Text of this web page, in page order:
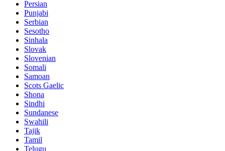
Persian
Punjabi
Serbian
Sesotho
Sinhala
Slovak
Slovenian
Somali
Samoan
Scots Gaelic
Shona
Sindhi
Sundanese
Swahili
Tajik
Tamil
Telugu